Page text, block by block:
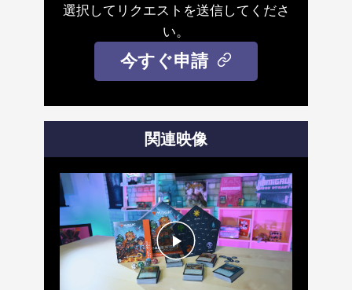
選択してリクエストを送信してくださ
い。
今すぐ申請
関連映像